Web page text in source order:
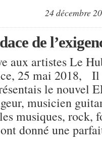
24 décembre
de
aux artistes Le
25 mai 2018, Il
le nouvel
musicien
musiques, rock,
donné une